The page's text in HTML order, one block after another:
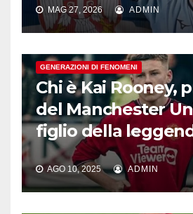
MAG 27, 2026 ADMIN
GENERAZIONI DI FENOMENI
Chi è Kai Rooney,
del Manchester
figlio della
AGO 10, 2025 ADMIN